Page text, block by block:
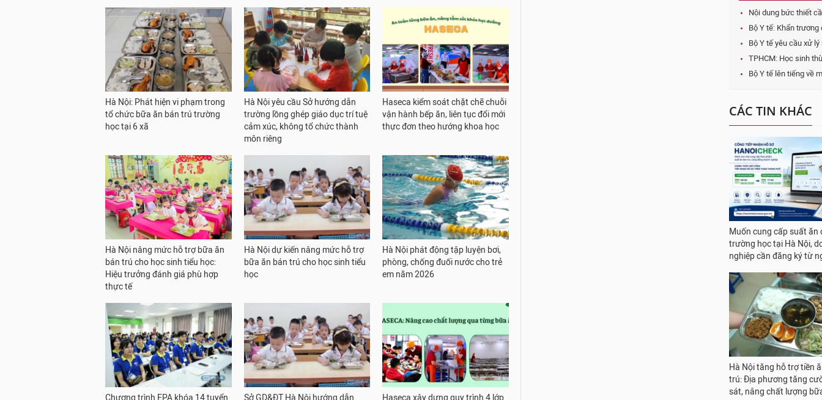
Hà Nội: Phát hiện vi phạm trong
tổ chức bữa ăn bán trú trường
học tại 6 xã
Hà Nội yêu cầu Sở hướng dẫn
trường lồng ghép giáo dục trí tuệ
cảm xúc, không tổ chức thành
môn riêng
Haseca kiểm soát chặt chẽ chuỗi
vận hành bếp ăn, liên tục đổi mới
thực đơn theo hướng khoa học
Hà Nội nâng mức hỗ trợ bữa ăn
bán trú cho học sinh tiểu học:
Hiệu trưởng đánh giá phù hợp
thực tế
Hà Nội dự kiến nâng mức hỗ trợ
bữa ăn bán trú cho học sinh tiểu
học
Hà Nội phát động tập luyện bơi,
phòng, chống đuối nước cho trẻ
em năm 2026
Chương trình EPA khóa 14 tuyển Sở GD&ĐT Hà Nội hướng dẫn Haseca xây dựng quy trình 4 lớp
Muốn cung cấp suất ăn
Hà Nội tăng hỗ trợ tiền
trú: Địa phương tăng
đường
TPHCM: Phường Tam